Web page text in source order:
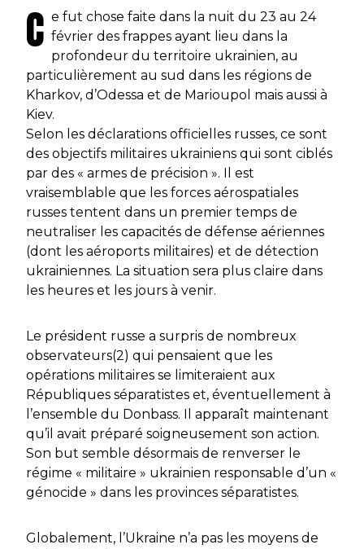
C e fut chose faite dans la nuit du 23 au 24
février des frappes ayant lieu dans la
profondeur du territoire ukrainien, au
particulièrement au sud dans les régions de
Kharkov, d’Odessa et de Marioupol mais aussi à
Kiev.
Selon les déclarations officielles russes, ce sont
des objectifs militaires ukrainiens qui sont ciblés
par des « armes de précision ». Il est
vraisemblable que les forces aérospatiales
russes tentent dans un premier temps de
neutraliser les capacités de défense aériennes
(dont les aéroports militaires) et de détection
ukrainiennes. La situation sera plus claire dans
les heures et les jours à venir.
Le président russe a surpris de nombreux
observateurs(2) qui pensaient que les
opérations militaires se limiteraient aux
Républiques séparatistes et, éventuellement à
l’ensemble du Donbass. Il apparaît maintenant
qu’il avait préparé soigneusement son action.
Son but semble désormais de renverser le
régime « militaire » ukrainien responsable d’un «
génocide » dans les provinces séparatistes.
Globalement, l’Ukraine n’a pas les moyens de